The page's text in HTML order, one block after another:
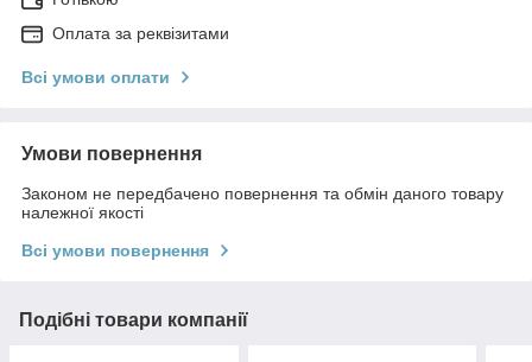
Оплата за реквізитами
Всі умови оплати
Умови повернення
Законом не передбачено повернення та обмін даного товару
належної якості
Всі умови повернення
Подібні товари компанії